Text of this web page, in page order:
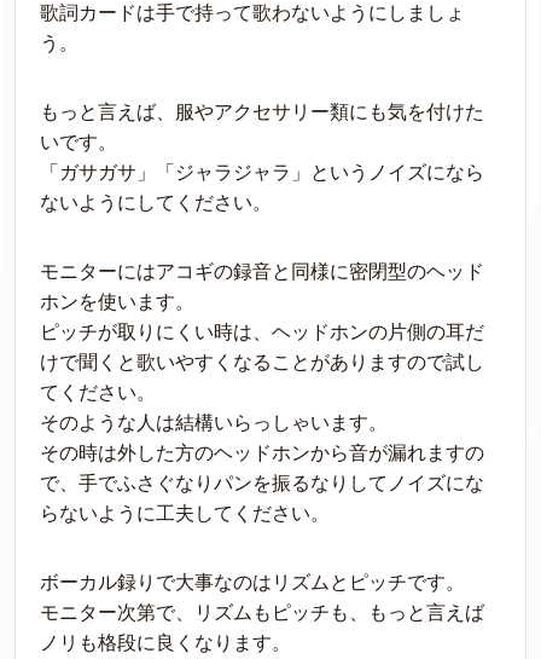
歌詞カードは手で持って歌わないようにしましょ
う。
もっと言えば、服やアクセサリー類にも気を付けた
いです。
「ガサガサ」「ジャラジャラ」というノイズになら
ないようにしてください。
モニターにはアコギの録音と同様に密閉型のヘッド
ホンを使います。
ピッチが取りにくい時は、ヘッドホンの片側の耳だ
けで聞くと歌いやすくなることがありますので試し
てください。
そのような人は結構いらっしゃいます。
その時は外した方のヘッドホンから音が漏れますの
で、手でふさぐなりパンを振るなりしてノイズにな
らないように工夫してください。
ボーカル録りで大事なのはリズムとピッチです。
モニター次第で、リズムもピッチも、もっと言えば
ノリも格段に良くなります。